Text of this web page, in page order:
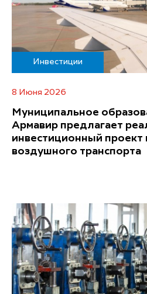
Инвестиции
8 Июня 2026
Муниципальное
Армавир предлагает
инвестиционный проект
воздушного транспорта